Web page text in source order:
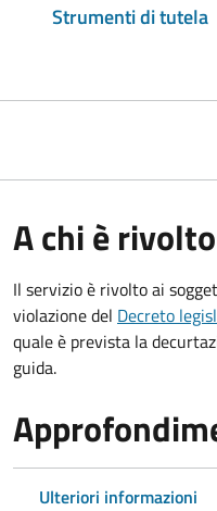
Strumenti di tutela
A chi è rivolto
Il servizio è rivolto ai
violazione del Decreto
quale è prevista la
guida.
Ulteriori informazioni